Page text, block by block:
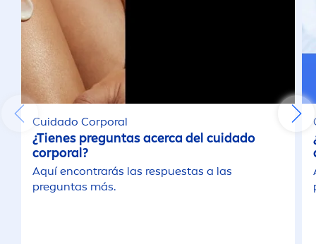
Cuidado Corporal
¿Tienes preguntas acerca del cuidado
corporal?
Aquí encontrarás las respuestas a las
preguntas más.